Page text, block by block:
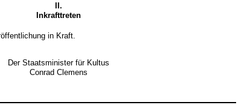
II.
Inkrafttreten
in Kraft.
Der Staatsminister für Kultus
Conrad Clemens